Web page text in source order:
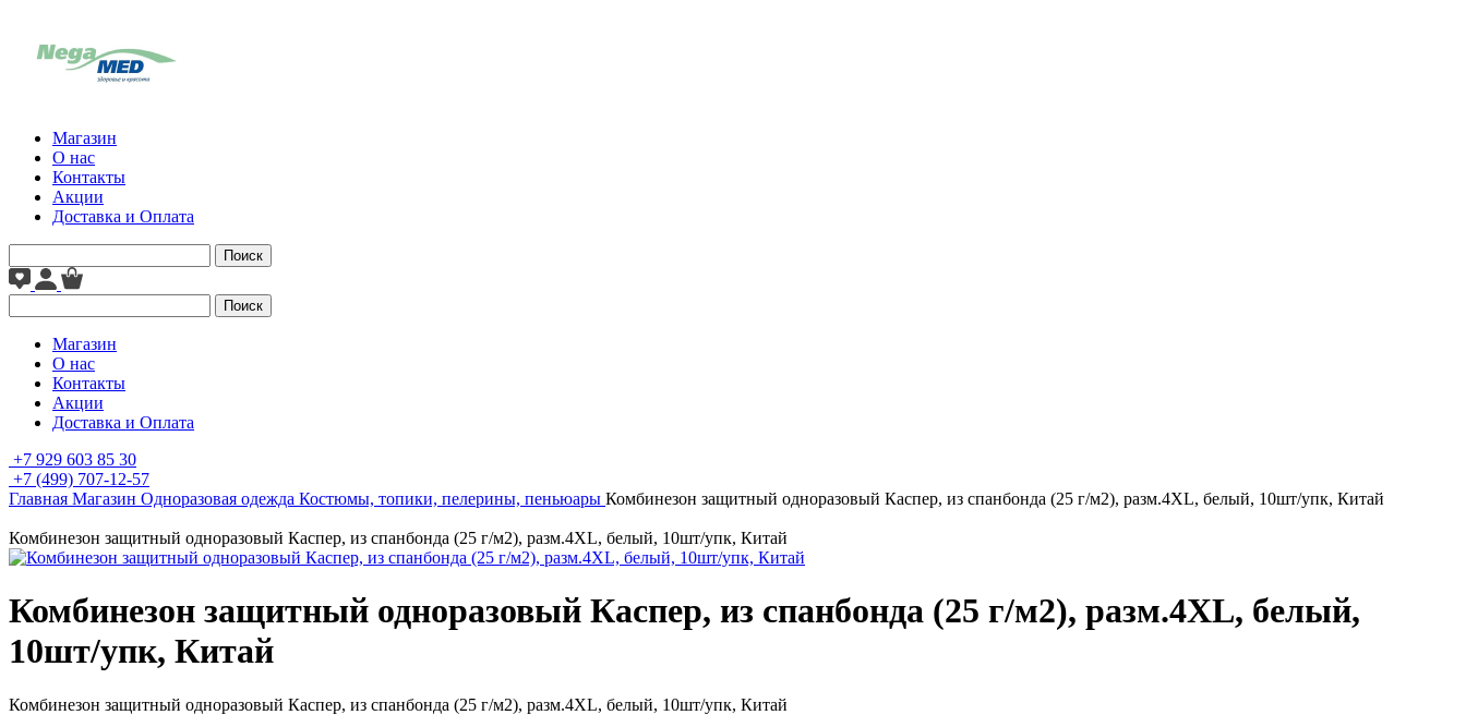
Магазин
О нас
Контакты
Акции
Доставка и Оплата
Поиск
Поиск
Магазин
О нас
Контакты
Акции
Доставка и Оплата
+7 929 603 85 30
+7 (499) 707-12-57
Главная Магазин Одноразовая одежда Костюмы, топики, пелерины, пеньюары Комбинезон защитный одноразовый Каспер, из спанбонда (25 г/м2), разм.4XL, белый, 10шт/упк, Китай
Комбинезон защитный одноразовый Каспер, из спанбонда (25 г/м2), разм.4XL, белый, 10шт/упк, Китай
Комбинезон защитный одноразовый Каспер, из спанбонда (25 г/м2), разм.4XL, белый,
10шт/упк, Китай
Комбинезон защитный одноразовый Каспер, из спанбонда (25 г/м2), разм.4XL, белый, 10шт/упк, Китай